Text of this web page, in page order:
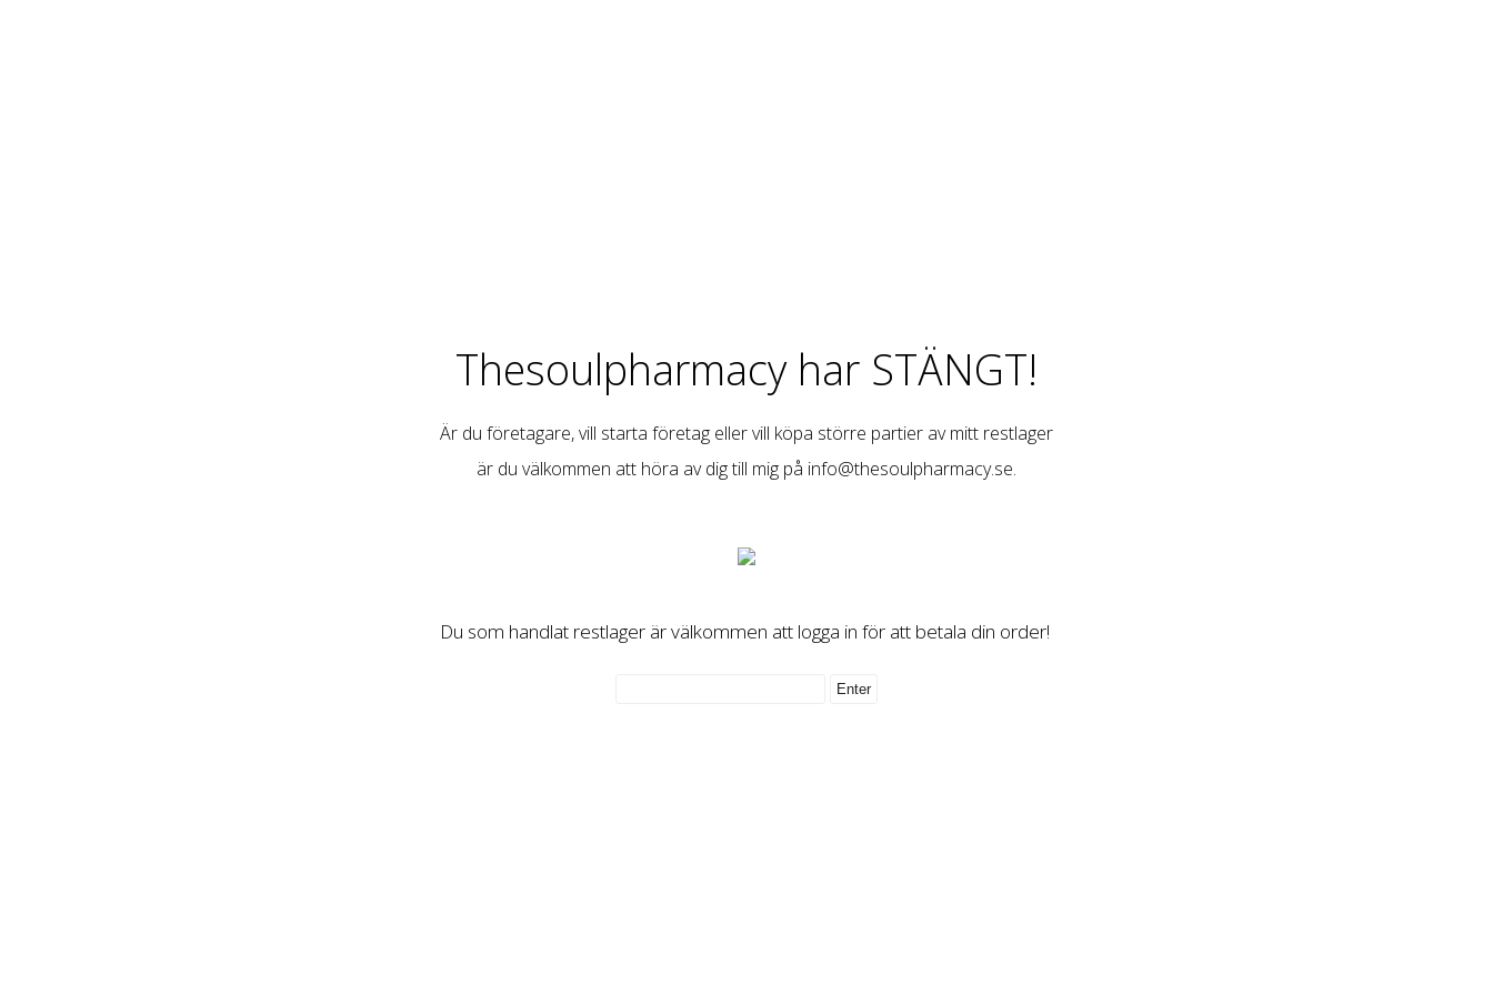
Thesoulpharmacy har STÄNGT!
Är du företagare, vill starta företag eller vill köpa större partier av mitt restlager
är du välkommen att höra av dig till mig på info@thesoulpharmacy.se.
Du som handlat restlager är välkommen att logga in för att betala din order!